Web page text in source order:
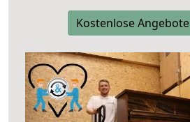
Kostenlose